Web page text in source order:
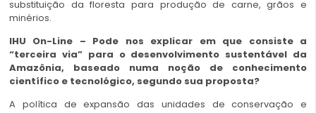
substituição da floresta para produção de carne, grãos e
minérios.
IHU On-Line – Pode nos explicar em que consiste a
“terceira via” para o desenvolvimento sustentável da
Amazônia, baseado numa noção de conhecimento
científico e tecnológico, segundo sua proposta?
A política de expansão das unidades de conservação e